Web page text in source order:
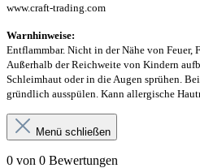
www.craft-trading.com
Warnhinweise:
Entflammbar. Nicht in der Nähe von Feuer,
Außerhalb der Reichweite von Kindern
Schleimhaut oder in die Augen sprühen.
gründlich ausspülen. Kann allergische
Menü schließen
0 von 0 Bewertungen